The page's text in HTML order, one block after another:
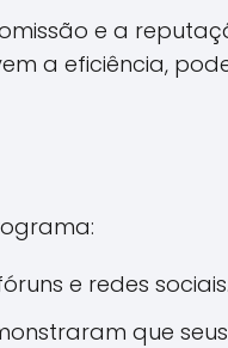
e a
a eficiência,
e redes sociais.
que seus